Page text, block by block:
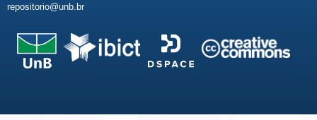
repositorio@unb.br